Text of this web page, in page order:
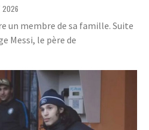
2026
un membre de sa famille. Suite
Messi, le père de